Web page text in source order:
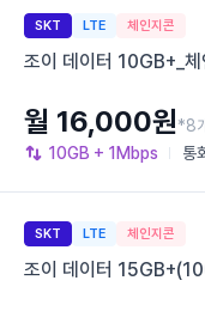
SKT LTE 체인지콘
조이 데이터 10GB+_체
10GB + 1Mbps 통
월 16,000원*8
SKT LTE 체인지콘
조이 데이터